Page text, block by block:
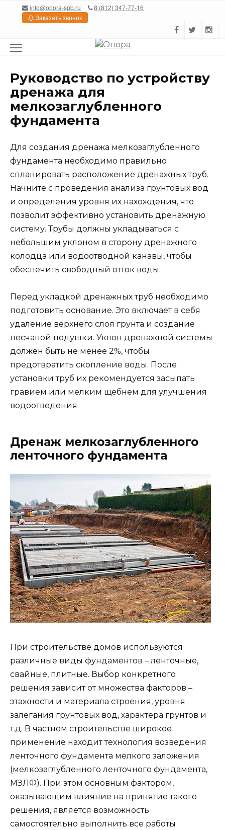
Перейтиinfo@opora-spb.ru
8 (812) 347-77-16
Заказать звонок
Руководство по устройству
дренажа для
мелкозаглубленного
фундамента
Для создания дренажа мелкозаглубленного
фундамента необходимо правильно
спланировать расположение дренажных труб.
Начните с проведения анализа грунтовых вод
и определения уровня их нахождения, что
позволит эффективно установить дренажную
систему. Трубы должны укладываться с
небольшим уклоном в сторону дренажного
колодца или водоотводной канавы, чтобы
обеспечить свободный отток воды.
Перед укладкой дренажных труб необходимо
подготовить основание. Это включает в себя
удаление верхнего слоя грунта и создание
песчаной подушки. Уклон дренажной системы
должен быть не менее 2%, чтобы
предотвратить скопление воды. После
установки труб их рекомендуется засыпать
гравием или мелким щебнем для улучшения
водоотведения.
Дренаж мелкозаглубленного
ленточного фундамента
При строительстве домов используются
различные виды фундаментов – ленточные,
свайные, плитные. Выбор конкретного
решения зависит от множества факторов –
этажности и материала строения, уровня
залегания грунтовых вод, характера грунтов и
т.д. В частном строительстве широкое
применение находит технология возведения
ленточного фундамента мелкого заложения
(мелкозаглубленного ленточного фундамента,
МЗЛФ). При этом основным фактором,
оказывающим влияние на принятие такого
решения, является возможность
самостоятельно выполнить все работы